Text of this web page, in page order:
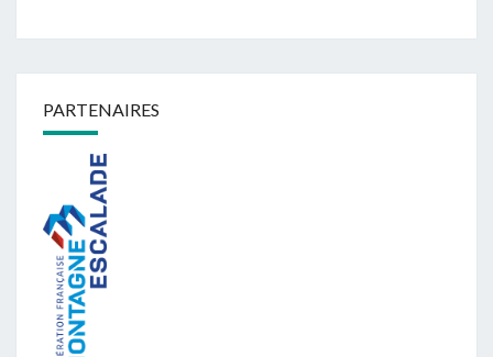
PARTENAIRES